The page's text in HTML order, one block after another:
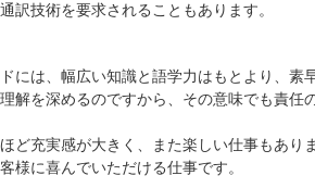
訳技術を要求されることもあります。
には、幅広い知識と語学力はもとより、
解を深めるのですから、その意味でも責任
ど充実感が大きく、また楽しい仕事もあ
様に喜んでいただける仕事です。